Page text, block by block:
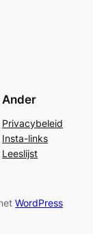
Ander
Privacybeleid
Insta-links
Leeslijst
WordPress